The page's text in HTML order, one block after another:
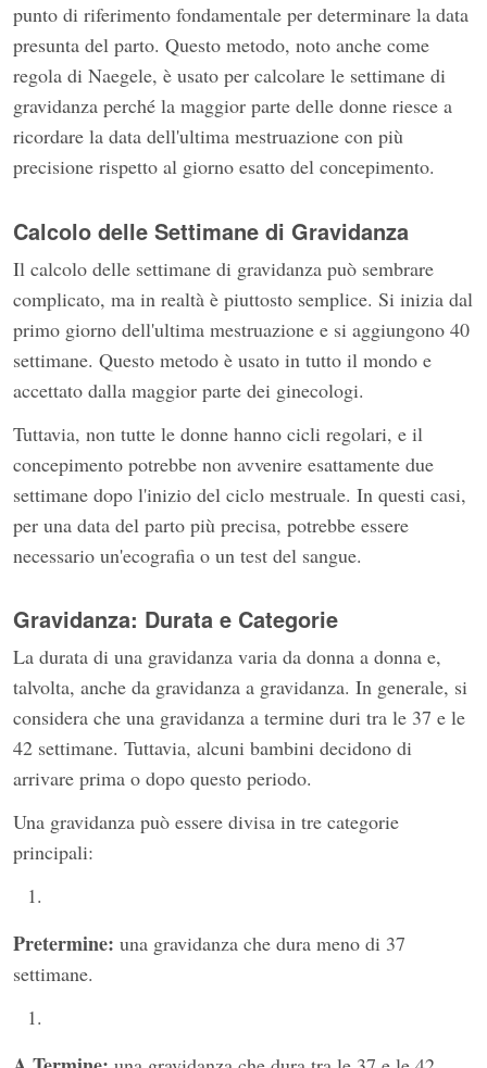
punto di riferimento fondamentale per determinare la data
presunta del parto. Questo metodo, noto anche come
regola di Naegele, è usato per calcolare le settimane di
gravidanza perché la maggior parte delle donne riesce a
ricordare la data dell'ultima mestruazione con più
precisione rispetto al giorno esatto del concepimento.
Calcolo delle Settimane di Gravidanza
Il calcolo delle settimane di gravidanza può sembrare
complicato, ma in realtà è piuttosto semplice. Si inizia dal
primo giorno dell'ultima mestruazione e si aggiungono 40
settimane. Questo metodo è usato in tutto il mondo e
accettato dalla maggior parte dei ginecologi.
Tuttavia, non tutte le donne hanno cicli regolari, e il
concepimento potrebbe non avvenire esattamente due
settimane dopo l'inizio del ciclo mestruale. In questi casi,
per una data del parto più precisa, potrebbe essere
necessario un'ecografia o un test del sangue.
Gravidanza: Durata e Categorie
La durata di una gravidanza varia da donna a donna e,
talvolta, anche da gravidanza a gravidanza. In generale, si
considera che una gravidanza a termine duri tra le 37 e le
42 settimane. Tuttavia, alcuni bambini decidono di
arrivare prima o dopo questo periodo.
Una gravidanza può essere divisa in tre categorie
principali:
Pretermine: una gravidanza che dura meno di 37
settimane.